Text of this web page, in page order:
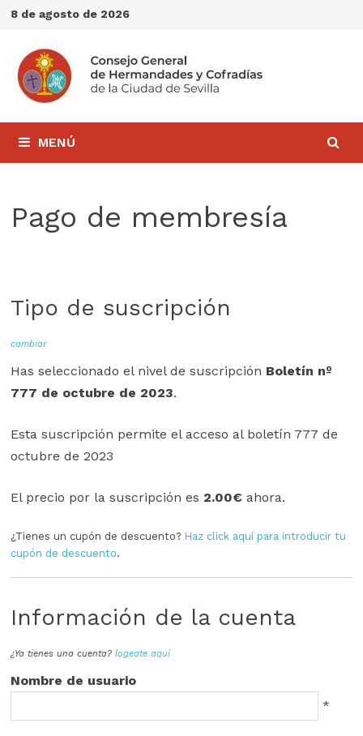
Saltar
contenido
8 de agosto de 2026
MENÚ
Pago de membresía
Tipo de suscripción
cambiar
Has seleccionado el nivel de suscripción Boletín nº
777 de octubre de 2023.
Esta suscripción permite el acceso al boletín 777 de
octubre de 2023
El precio por la suscripción es 2.00€ahora.
¿Tienes un cupón de descuento? Haz click aquí para introducir tu
cupón de descuento.
Información de la cuenta
¿Ya tienes una cuenta? logeate aquí
Nombre de usuario
*